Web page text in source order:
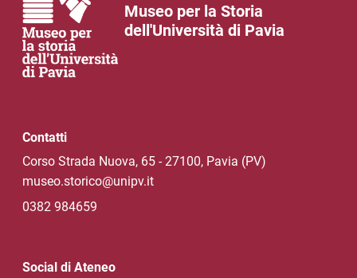
Museo per la Storia
dell'Università di Pavia
Contatti
Corso Strada Nuova, 65 - 27100, Pavia (PV)
museo.storico@unipv.it
0382 984659
Social di Ateneo